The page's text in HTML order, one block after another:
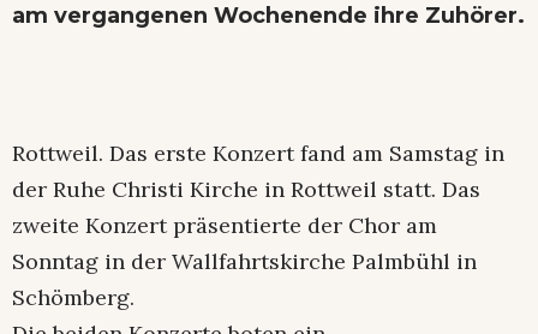
am vergangenen Wochenende ihre Zuhörer.
Rottweil. Das erste Konzert fand am Samstag in
der Ruhe Christi Kirche in Rottweil statt. Das
zweite Konzert präsentierte der Chor am
Sonntag in der Wallfahrtskirche Palmbühl in
Schömberg.